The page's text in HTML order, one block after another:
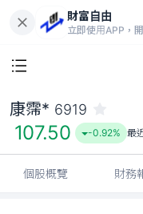
財富自由
立即使用APP，
康霈* 6919
107.50 -0.92% 最
個股概覽 財務